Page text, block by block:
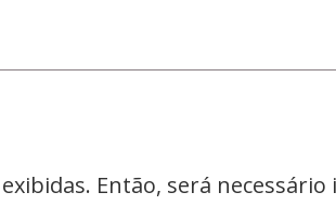
Então, será necessário